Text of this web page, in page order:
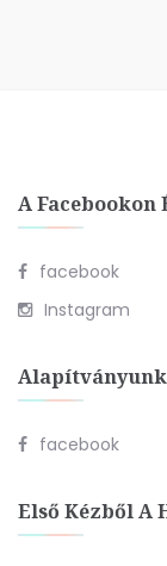
A Facebookon
facebook
Instagram
Alapítványunk
facebook
Első Kézből A